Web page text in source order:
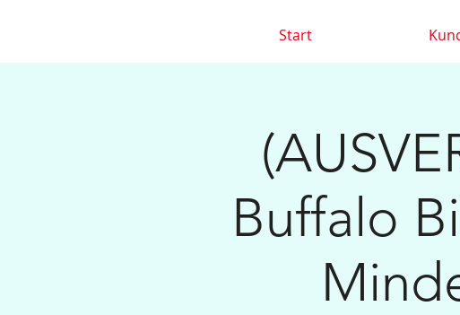
Start
Buffalo